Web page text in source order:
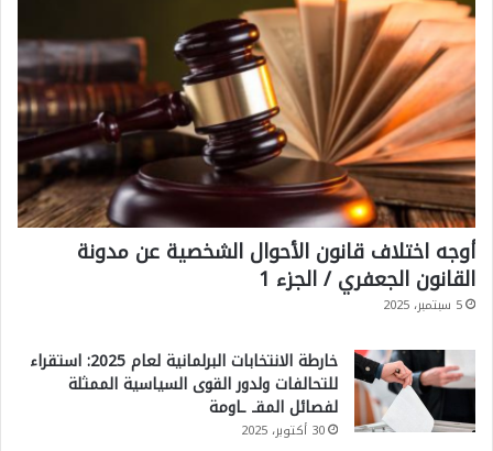
أوجه اختلاف قانون الأحوال الشخصية عن مدونة
القانون الجعفري / الجزء 1
5 سبتمبر، 2025
خارطة الانتخابات البرلمانية لعام 2025: استقراء
للتحالفات ولدور القوى السياسية الممثلة
لفصائل المقـ ـاومة
30 أكتوبر، 2025